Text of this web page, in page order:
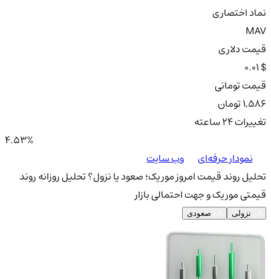
نماد اختصاری
MAV
قیمت دلاری
0.01 $
قیمت تومانی
1,586 تومان
تغییرات ۲۴ ساعته
4.53%
نمودار حرفه‌ای
وب سایت
تحلیل روند قیمت امروز موریک؛ صعود یا نزول؟تحلیل روزانه روند
قیمتی موریک و جهت احتمالی بازار
نزولی صعودی